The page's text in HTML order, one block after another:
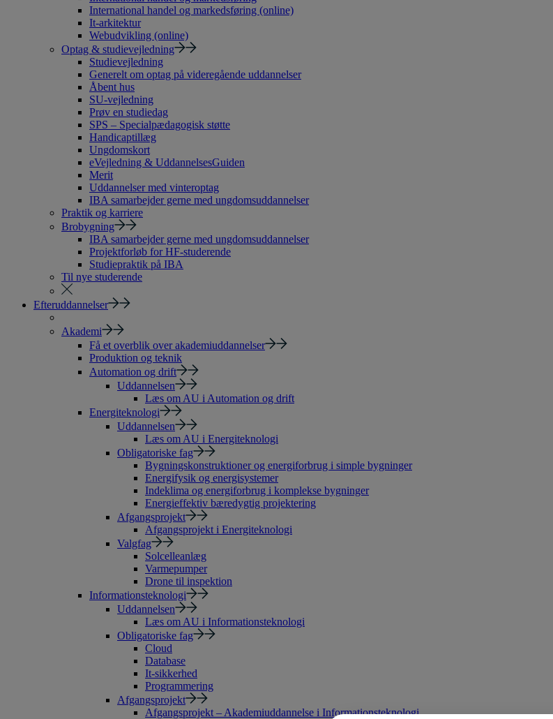
International handel og markedsføring (online)
It-arkitektur
Webudvikling (online)
Optag & studievejledning
Studievejledning
Generelt om optag på videregående uddannelser
Åbent hus
SU-vejledning
Prøv en studiedag
SPS – Specialpædagogisk støtte
Handicaptillæg
Ungdomskort
eVejledning & UddannelsesGuiden
Merit
Uddannelser med vinteroptag
IBA samarbejder gerne med ungdomsuddannelser
Praktik og karriere
Brobygning
IBA samarbejder gerne med ungdomsuddannelser
Projektforløb for HF-studerende
Studiepraktik på IBA
Til nye studerende
Efteruddannelser
Akademi
Få et overblik over akademiuddannelser
Produktion og teknik
Automation og drift
Uddannelsen
Læs om AU i Automation og drift
Energiteknologi
Uddannelsen
Læs om AU i Energiteknologi
Obligatoriske fag
Bygningskonstruktioner og energiforbrug i simple bygninger
Energifysik og energisystemer
Indeklima og energiforbrug i komplekse bygninger
Energieffektiv bæredygtig projektering
Afgangsprojekt
Afgangsprojekt i Energiteknologi
Valgfag
Solcelleanlæg
Varmepumper
Drone til inspektion
Informationsteknologi
Uddannelsen
Læs om AU i Informationsteknologi
Obligatoriske fag
Cloud
Database
It-sikkerhed
Programmering
Afgangsprojekt
Afgangsprojekt – Akademiuddannelse i Informationsteknologi